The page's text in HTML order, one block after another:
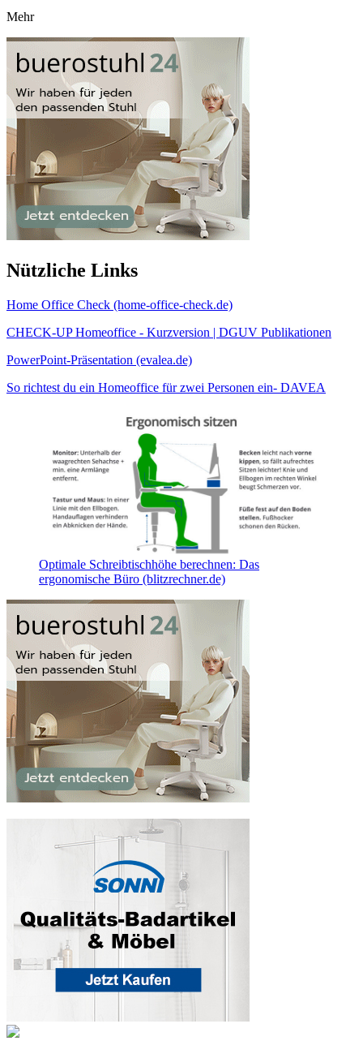
Mehr
Nützliche Links
Home Office Check (home-office-check.de)
CHECK-UP Homeoffice - Kurzversion | DGUV Publikationen
PowerPoint-Präsentation (evalea.de)
So richtest du ein Homeoffice für zwei Personen ein- DAVEA
Optimale Schreibtischhöhe berechnen: Das
ergonomische Büro (blitzrechner.de)